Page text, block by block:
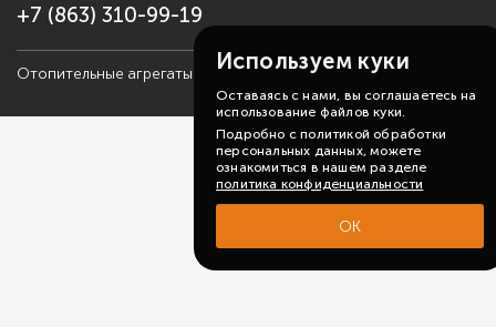
+7 (863) 310-99-19
Отопительные агрегаты Sonniger, 2006-2026 Карта сайта
Используем куки
Оставаясь с нами, вы соглашаетесь на
использование файлов куки.
Подробно с политикой обработки
персональных данных, можете
ознакомиться в нашем разделе
политика конфиденциальности
ОК